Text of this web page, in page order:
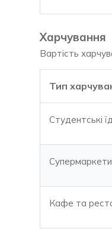
Харчування
Вартість
Тип
Студентські
Кафе та